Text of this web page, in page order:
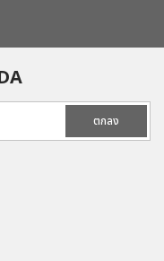
ตกลง